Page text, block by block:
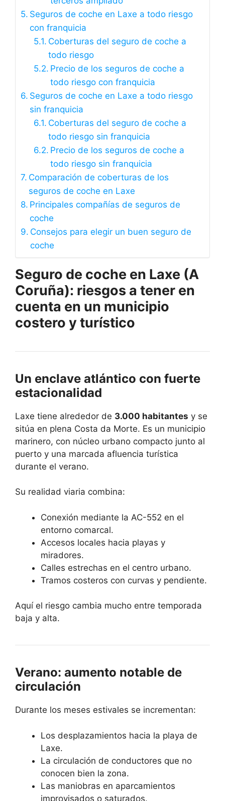
Seguros de coche en Laxe a todo riesgo
con franquicia
Coberturas del seguro de coche a
todo riesgo
Precio de los seguros de coche a
todo riesgo con franquicia
Seguros de coche en Laxe a todo riesgo
sin franquicia
Coberturas del seguro de coche a
todo riesgo sin franquicia
Precio de los seguros de coche a
todo riesgo sin franquicia
Comparación de coberturas de los
seguros de coche en Laxe
Principales compañías de seguros de
coche
Consejos para elegir un buen seguro de
coche
Seguro de coche en Laxe (A
Coruña): riesgos a tener en
cuenta en un municipio
costero y turístico
Un enclave atlántico con fuerte
estacionalidad
Laxe tiene alrededor de 3.000 habitantes y se
sitúa en plena Costa da Morte. Es un municipio
marinero, con núcleo urbano compacto junto al
puerto y una marcada afluencia turística
durante el verano.
Su realidad viaria combina:
Conexión mediante la AC-552 en el
entorno comarcal.
Accesos locales hacia playas y
miradores.
Calles estrechas en el centro urbano.
Tramos costeros con curvas y pendiente.
Aquí el riesgo cambia mucho entre temporada
baja y alta.
Verano: aumento notable de
circulación
Durante los meses estivales se incrementan:
Los desplazamientos hacia la playa de
Laxe.
La circulación de conductores que no
conocen bien la zona.
Las maniobras en aparcamientos
improvisados o saturados.